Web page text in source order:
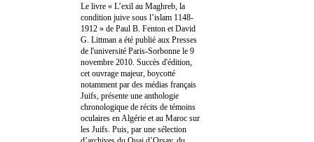
Le livre « L’exil au Maghreb, la
condition juive sous l’islam 1148-
1912 » de Paul B. Fenton et David
G. Littman a été publié aux Presses
de l'université Paris-Sorbonne le 9
novembre 2010. Succès d'édition,
cet ouvrage majeur, boycotté
notamment par des médias français
Juifs, présente une anthologie
chronologique de récits de témoins
oculaires en Algérie et au Maroc sur
les Juifs. Puis, par une sélection